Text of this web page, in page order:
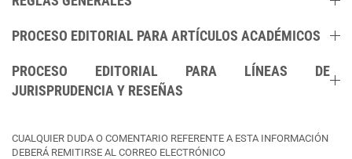
PROCESO EDITORIAL PARA ARTÍCULOS ACADÉMICOS
PROCESO EDITORIAL PARA LÍNEAS DE
JURISPRUDENCIA Y RESEÑAS
CUALQUIER DUDA O COMENTARIO REFERENTE A ESTA INFORMACIÓN
DEBERÁ REMITIRSE AL CORREO ELECTRÓNICO